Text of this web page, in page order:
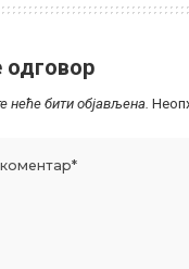
одговор
неће бити објављена.